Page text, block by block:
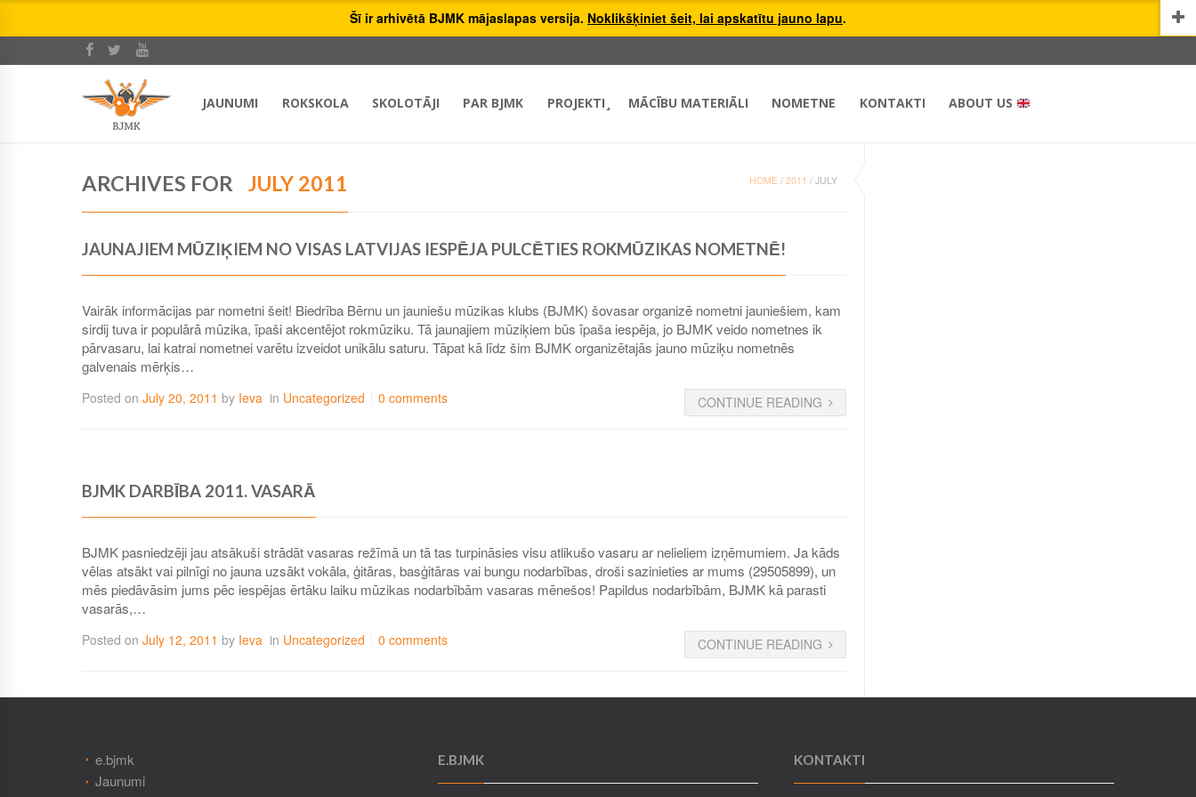
Šī ir arhivētā BJMK mājaslapas versija. Noklikšķiniet šeit, lai apskatītu jauno lapu.
JAUNUMI ROKSKOLA SKOLOTĀJI PAR BJMK PROJEKTI MĀCĪBU MATERIĀLI NOMETNE KONTAKTI ABOUT US
HOME / 2011 / JULY
ARCHIVES FOR JULY 2011
JAUNAJIEM MŪZIĶIEM NO VISAS LATVIJAS IESPĒJA PULCĒTIES ROKMŪZIKAS NOMETNĒ!
Vairāk informācijas par nometni šeit! Biedrība Bērnu un jauniešu mūzikas klubs (BJMK) šovasar organizē nometni jauniešiem, kam
sirdij tuva ir populārā mūzika, īpaši akcentējot rokmūziku. Tā jaunajiem mūziķiem būs īpaša iespēja, jo BJMK veido nometnes ik
pārvasaru, lai katrai nometnei varētu izveidot unikālu saturu. Tāpat kā līdz šim BJMK organizētajās jauno mūziķu nometnēs
galvenais mērķis…
Posted on July 20, 2011 by Ieva in Uncategorized 0 comments CONTINUE READING
BJMK DARBĪBA 2011. VASARĀ
BJMK pasniedzēji jau atsākuši strādāt vasaras režīmā un tā tas turpināsies visu atlikušo vasaru ar nelieliem izņēmumiem. Ja kāds
vēlas atsākt vai pilnīgi no jauna uzsākt vokāla, ģitāras, basģitāras vai bungu nodarbības, droši sazinieties ar mums (29505899), un
mēs piedāvāsim jums pēc iespējas ērtāku laiku mūzikas nodarbībām vasaras mēnešos! Papildus nodarbībām, BJMK kā parasti
vasarās,…
Posted on July 12, 2011 by Ieva in Uncategorized 0 comments CONTINUE READING
e.bjmk
Jaunumi
E.BJMK KONTAKTI